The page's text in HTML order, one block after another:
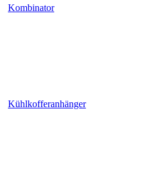
Kombinator
Kühlkofferanhänger